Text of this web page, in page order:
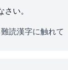
さい。
読漢字に触れて